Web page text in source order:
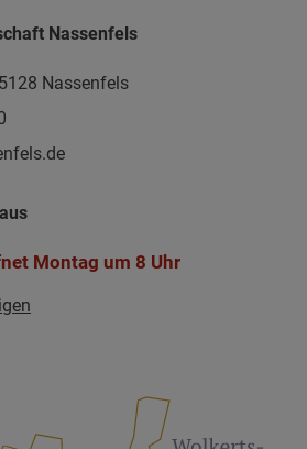
Nassenfels
Nassenfels
Montag um 8 Uhr